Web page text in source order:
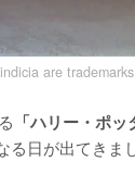
are
「ハリー・ポ
日が出てきまし